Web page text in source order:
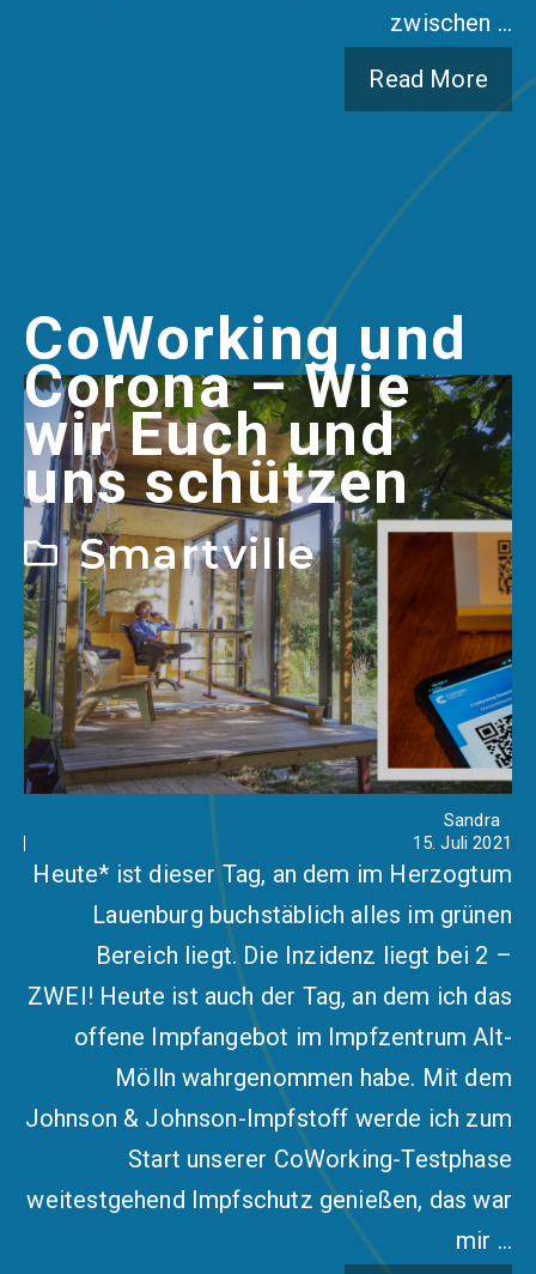
zwischen …
Read More
CoWorking und
Corona – Wie
wir Euch und
uns schützen
Smartville
Sandra
15. Juli 2021
Heute* ist dieser Tag, an dem im Herzogtum
Lauenburg buchstäblich alles im grünen
Bereich liegt. Die Inzidenz liegt bei 2 –
ZWEI! Heute ist auch der Tag, an dem ich das
offene Impfangebot im Impfzentrum Alt-
Mölln wahrgenommen habe. Mit dem
Johnson & Johnson-Impfstoff werde ich zum
Start unserer CoWorking-Testphase
weitestgehend Impfschutz genießen, das war
mir …